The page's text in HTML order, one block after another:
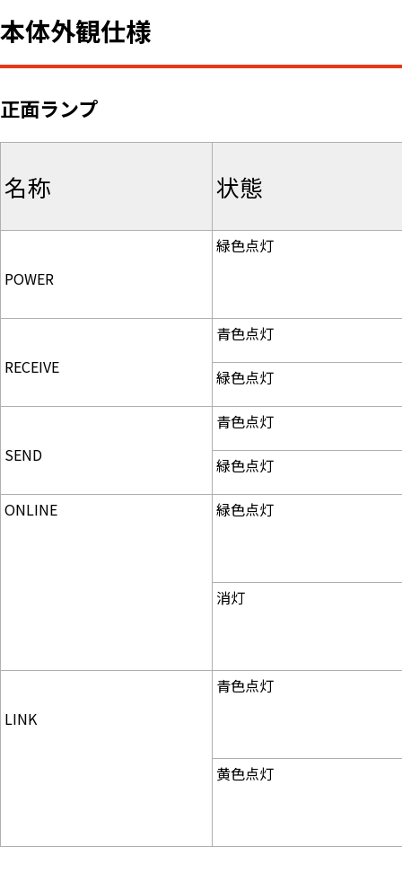
本体外観仕様
正面ランプ
名称 状態
POWER
緑色点灯
RECEIVE
青色点灯
緑色点灯
SEND
青色点灯
緑色点灯
ONLINE 緑色点灯
消灯
LINK
青色点灯
黄色点灯